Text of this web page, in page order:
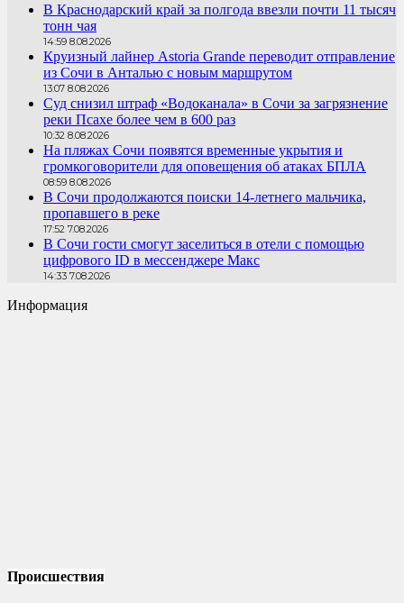
В Краснодарский край за полгода ввезли почти 11 тысяч
тонн чая
14:59 8.08.2026
Круизный лайнер Astoria Grande переводит отправление
из Сочи в Анталью с новым маршрутом
13:07 8.08.2026
Суд снизил штраф «Водоканала» в Сочи за загрязнение
реки Псахе более чем в 600 раз
10:32 8.08.2026
На пляжах Сочи появятся временные укрытия и
громкоговорители для оповещения об атаках БПЛА
08:59 8.08.2026
В Сочи продолжаются поиски 14-летнего мальчика,
пропавшего в реке
17:52 7.08.2026
В Сочи гости смогут заселиться в отели с помощью
цифрового ID в мессенджере Макс
14:33 7.08.2026
Информация
Происшествия